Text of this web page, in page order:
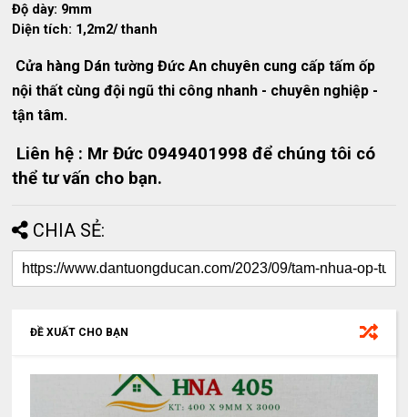
Độ dày: 9mm
Diện tích: 1,2m2/ thanh
Cửa hàng Dán tường Đức An chuyên cung cấp tấm ốp
nội thất cùng đội ngũ thi công nhanh - chuyên nghiệp -
tận tâm.
Liên hệ : Mr Đức 0949401998 để chúng tôi có
thể tư vấn cho bạn.
CHIA SẺ:
ĐỀ XUẤT CHO BẠN